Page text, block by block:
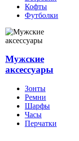
Кофты
Футболки
Мужские
аксессуары
Зонты
Ремни
Шарфы
Часы
Перчатки